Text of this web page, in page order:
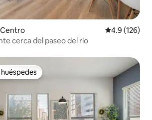
Calificación
4.9 (126)
cerca del paseo del río
preferido